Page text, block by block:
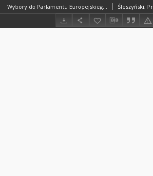
Wybory do Parlamentu Europejskiego 2014